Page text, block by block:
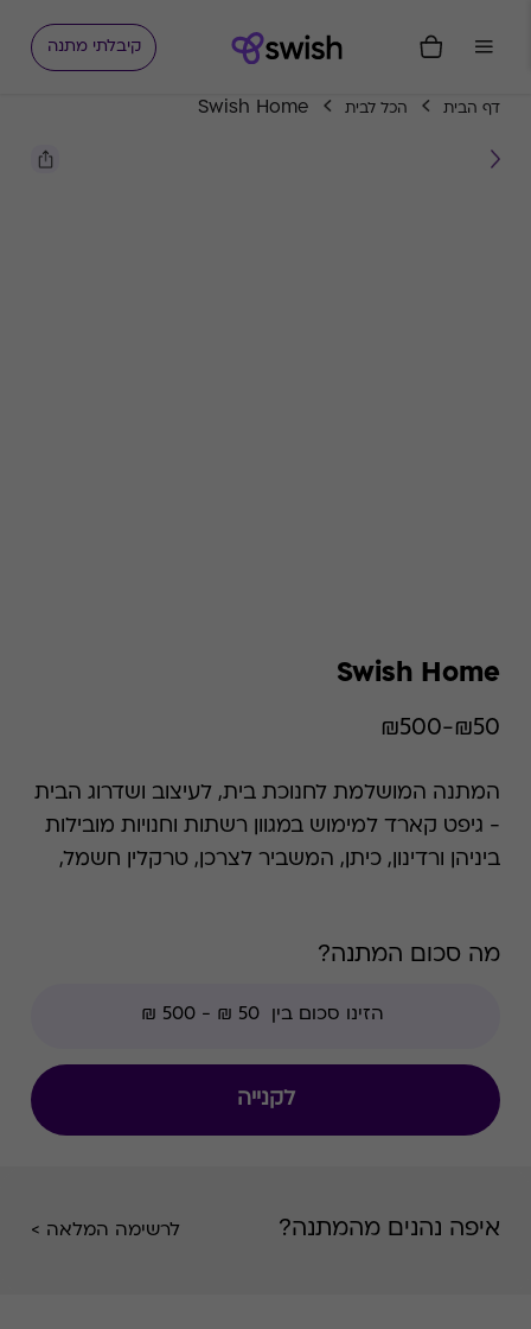
קיבלתי מתנה
דף הבית הכל לבית Swish Home
Swish Home
₪50-₪500
המתנה המושלמת לחנוכת בית, לעיצוב ושדרוג הבית
- גיפט קארד למימוש במגוון רשתות וחנויות מובילות
ביניהן ורדינון, כיתן, המשביר לצרכן, טרקלין חשמל,
הנחת מועדון, מגבלות הרשת וצבירת נקודות של בית
מה סכום המתנה?
לקנייה
איפה נהנים מהמתנה? לרשימה המלאה >